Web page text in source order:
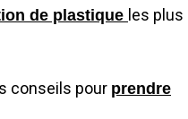
de plastique les plus
conseils pour prendre